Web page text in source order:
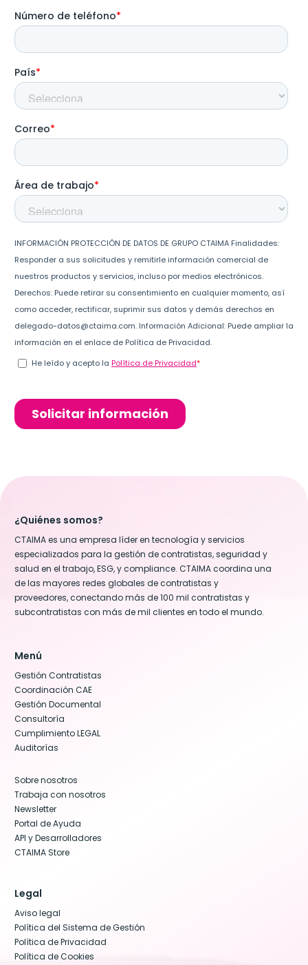
¿Quiénes somos?
CTAIMA es una empresa líder en tecnología y servicios
especializados para la gestión de contratistas, seguridad y
salud en el trabajo, ESG, y compliance. CTAIMA coordina una
de las mayores redes globales de contratistas y
proveedores, conectando más de 100 mil contratistas y
subcontratistas con más de mil clientes en todo el mundo.
Menú
Gestión Contratistas
Coordinación CAE
Gestión Documental
Consultoría
Cumplimiento LEGAL
Auditorías
Sobre nosotros
Trabaja con nosotros
Newsletter
Portal de Ayuda
API y Desarrolladores
CTAIMA Store
Legal
Aviso legal
Política del Sistema de Gestión
Política de Privacidad
Política de Cookies